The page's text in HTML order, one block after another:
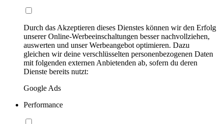
Durch das Akzeptieren dieses Dienstes können wir den Erfolg
unserer Online-Werbeeinschaltungen besser nachvollziehen,
auswerten und unser Werbeangebot optimieren. Dazu
gleichen wir deine verschlüsselten personenbezogenen Daten
mit folgenden externen Anbietenden ab, sofern du deren
Dienste bereits nutzt:
Google Ads
Performance